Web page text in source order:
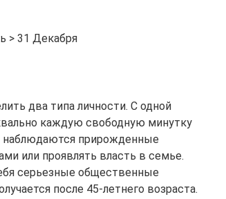
> 31 Декабря
два типа личности. С одной
каждую свободную минутку
наблюдаются прирожденные
или проявлять власть в семье.
серьезные общественные
после 45-летнего возраста.